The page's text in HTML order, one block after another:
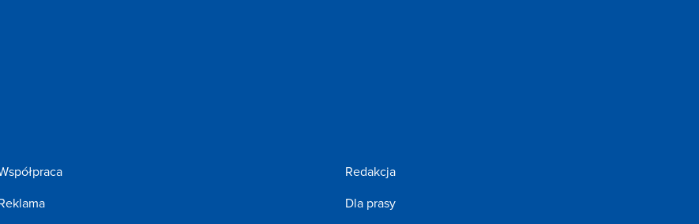
Redakcja
Dla prasy